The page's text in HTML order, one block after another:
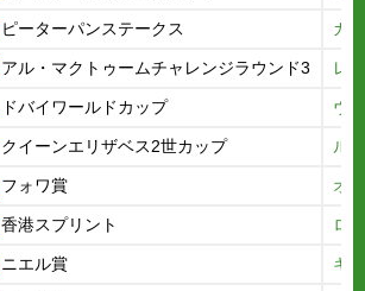
ピーターパンステークス カ
アル・マクトゥームチャレンジラウンド3 レ
ドバイワールドカップ ヴ
クイーンエリザベス2世カップ ル
フォワ賞 オ
香港スプリント ロ
ニエル賞 キ